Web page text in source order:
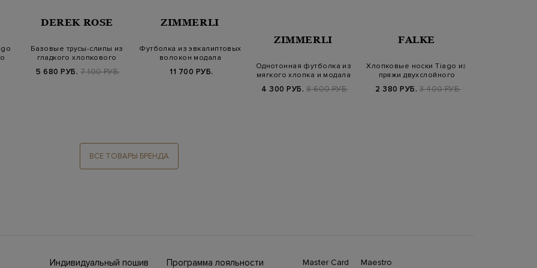
DEREK ROSE
Базовые трусы-слипы из
гладкого хлопкового
5 680 РУБ. 7 100 РУБ.
ZIMMERLI
Футболка из эвкалиптовых
волокон модала
11 700 РУБ.
ZIMMERLI
Однотонная футболка из
мягкого хлопка и модала
4 300 РУБ. 8 600 РУБ.
FALKE
Хлопковые носки Tiago из
пряжи двухслойного
2 380 РУБ. 3 400 РУБ.
ВСЕ ТОВАРЫ БРЕНДА
Индивидуальный пошив Программа лояльности
Master Card
Maestro